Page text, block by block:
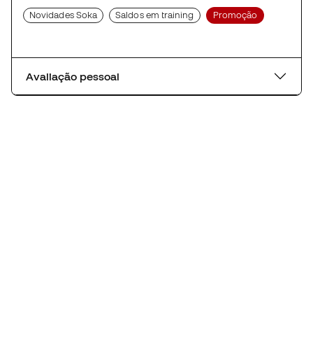
Novidades Soka Saldos em training Promoção
Avaliação pessoal